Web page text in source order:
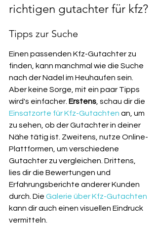
richtigen gutachter für kfz?
Tipps zur Suche
Einen passenden Kfz-Gutachter zu
finden, kann manchmal wie die Suche
nach der Nadel im Heuhaufen sein.
Aber keine Sorge, mit ein paar Tipps
wird's einfacher. Erstens , schau dir die
Einsatzorte für Kfz-Gutachten an, um
zu sehen, ob der Gutachter in deiner
Nähe tätig ist. Zweitens, nutze Online-
Plattformen, um verschiedene
Gutachter zu vergleichen. Drittens,
lies dir die Bewertungen und
Erfahrungsberichte anderer Kunden
durch. Die Galerie über Kfz-Gutachten
kann dir auch einen visuellen Eindruck
vermitteln.